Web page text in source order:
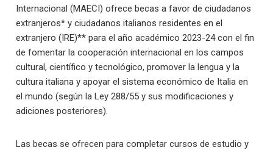
Internacional (MAECI) ofrece becas a favor de ciudadanos
extranjeros* y ciudadanos italianos residentes en el
extranjero (IRE)** para el año académico 2023-24 con el fin
de fomentar la cooperación internacional en los campos
cultural, científico y tecnológico, promover la lengua y la
cultura italiana y apoyar el sistema económico de Italia en
el mundo (según la Ley 288/55 y sus modificaciones y
adiciones posteriores).
Las becas se ofrecen para completar cursos de estudio y